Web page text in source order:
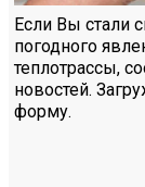
Если Вы стали
погодного
теплотрассы,
новостей.
форму.